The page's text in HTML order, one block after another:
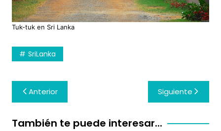
Tuk-tuk en Sri Lanka
SriLanka
Navegación
de
entradas
Anterior Siguiente
También te puede interesar...